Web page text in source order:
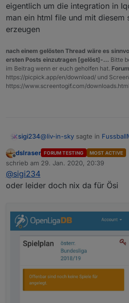
eigentlich um die integration in
man ein html file und mit diesem
erzeugen
nach einem gelösten Thread wäre es
ersten Posts einzutragen [gelöst]-... Bitte
im Beitrag wenn er euch geholfen hat.
https://picpick.app/en/download/ und
https://www.screentogif.com/downloads.html
sigi234@liv-in-sky sagte in
wenn du die daten hast
Welche brauchst du als was?
Offline
dslraser FORUM TESTING MOST ACTIVE
schrieb am 29. Jan. 2020, 20:39
zuletzt editiert von
@sigi234
oder leider doch nix da für Ösi